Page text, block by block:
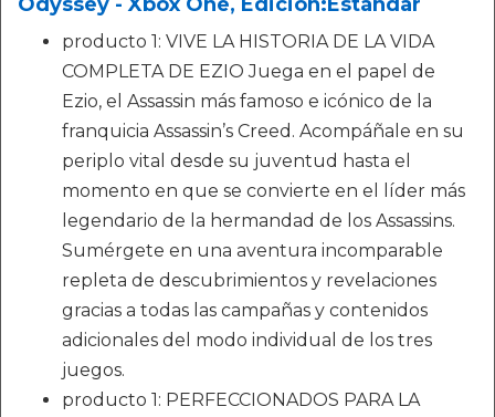
producto 1: VIVE LA HISTORIA DE LA VIDA
COMPLETA DE EZIO Juega en el papel de
Ezio, el Assassin más famoso e icónico de la
franquicia Assassin’s Creed. Acompáñale en su
periplo vital desde su juventud hasta el
momento en que se convierte en el líder más
legendario de la hermandad de los Assassins.
Sumérgete en una aventura incomparable
repleta de descubrimientos y revelaciones
gracias a todas las campañas y contenidos
adicionales del modo individual de los tres
juegos.
producto 1: PERFECCIONADOS PARA LA